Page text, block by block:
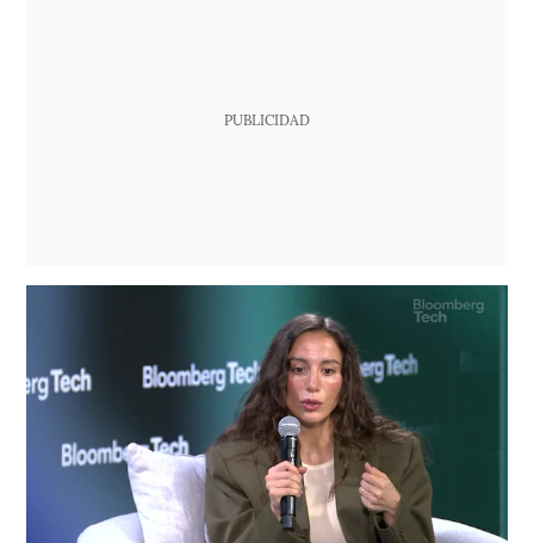
PUBLICIDAD